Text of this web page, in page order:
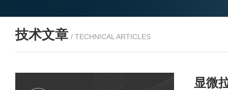
技术文章 / TECHNICAL ARTICLES
显微